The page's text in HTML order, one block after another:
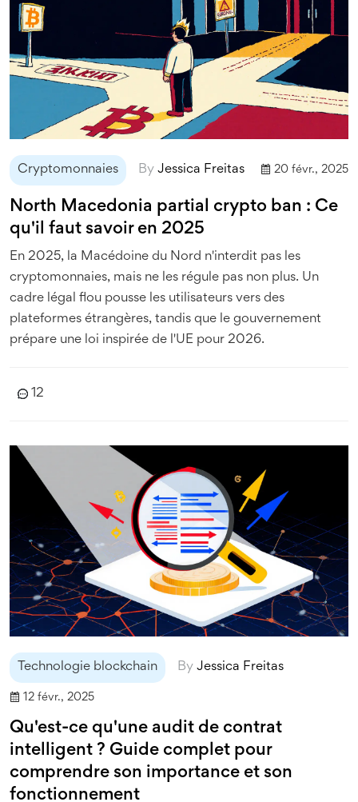
Cryptomonnaies By Jessica Freitas 20 févr., 2025
North Macedonia partial crypto ban : Ce
qu'il faut savoir en 2025
En 2025, la Macédoine du Nord n'interdit pas les
cryptomonnaies, mais ne les régule pas non plus. Un
cadre légal flou pousse les utilisateurs vers des
plateformes étrangères, tandis que le gouvernement
prépare une loi inspirée de l'UE pour 2026.
12
Technologie blockchain By Jessica Freitas
12 févr., 2025
Qu'est-ce qu'une audit de contrat
intelligent ? Guide complet pour
comprendre son importance et son
fonctionnement